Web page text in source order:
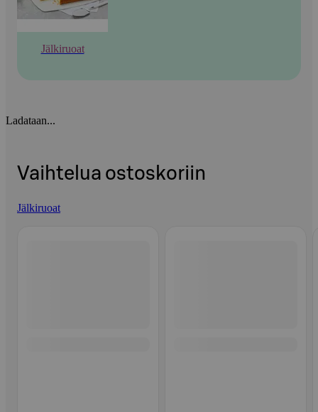
Jälkiruoat
Ladataan...
Vaihtelua ostoskoriin
Jälkiruoat